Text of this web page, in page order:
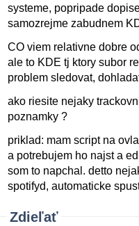
systeme, popripade
samozrejme zabudnem
CO viem relativne dobre
ale to KDE tj ktory subor
problem sledovat,
ako riesite nejaky
poznamky ?
priklad: mam script na
a potrebujem ho najst a
som to napchal. detto
spotifyd, automaticke
Zdieľať